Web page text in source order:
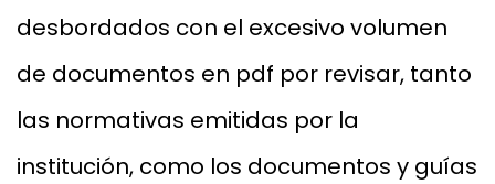
desbordados con el excesivo volumen
de documentos en pdf por revisar, tanto
las normativas emitidas por la
institución, como los documentos y guías